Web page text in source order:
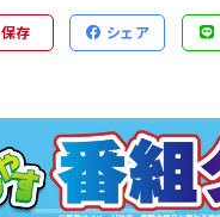
保存 シェア